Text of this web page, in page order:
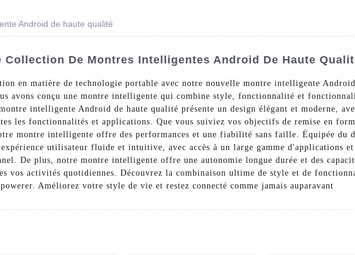
Android de haute qualité
Collection De Montres Intelligentes Android De Haute
en matière de technologie portable avec notre nouvelle montre intelligente
avons conçu une montre intelligente qui combine style, fonctionnalité et
intelligente Android de haute qualité présente un design élégant et moderne,
les fonctionnalités et applications. Que vous suiviez vos objectifs de remise en
montre intelligente offre des performances et une fiabilité sans faille. Équipée
utilisateur fluide et intuitive, avec accès à un large gamme d'applications et
De plus, notre montre intelligente offre une autonomie longue durée et des
vos activités quotidiennes. Découvrez la combinaison ultime de style et de
Améliorez votre style de vie et restez connecté comme jamais auparavant